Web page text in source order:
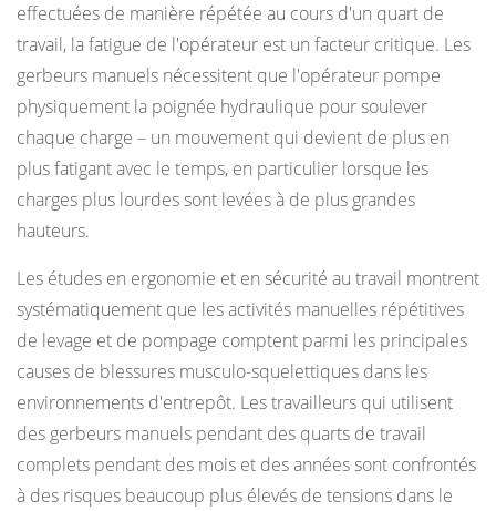
effectuées de manière répétée au cours d'un quart de
travail, la fatigue de l'opérateur est un facteur critique. Les
gerbeurs manuels nécessitent que l'opérateur pompe
physiquement la poignée hydraulique pour soulever
chaque charge – un mouvement qui devient de plus en
plus fatigant avec le temps, en particulier lorsque les
charges plus lourdes sont levées à de plus grandes
hauteurs.
Les études en ergonomie et en sécurité au travail montrent
systématiquement que les activités manuelles répétitives
de levage et de pompage comptent parmi les principales
causes de blessures musculo-squelettiques dans les
environnements d'entrepôt. Les travailleurs qui utilisent
des gerbeurs manuels pendant des quarts de travail
complets pendant des mois et des années sont confrontés
à des risques beaucoup plus élevés de tensions dans le